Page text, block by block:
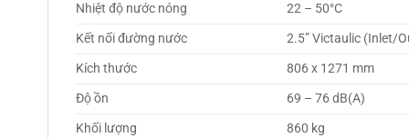
Nhiệt độ nước nóng
22 – 50°C
Kết nối đường nước
2.5” Victaulic (Inlet/
Kích thước
806 x 1271 mm
Độ ồn
69 – 76 dB(A)
Khối lượng
860 kg